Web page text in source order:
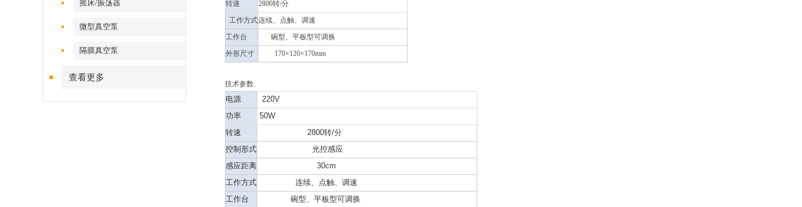
摇床/振荡器
微型真空泵
隔膜真空泵
查看更多
转速
2800转/分
工作方式连续、点触、调速
工作台
碗型、平板型可调换
外形尺寸
170×120×170mm
技术参数
电源
220V
功率
50W
转速
2800转/分
控制形式 光控感应
感应距离 30cm
工作方式 连续、点触、调速
工作台
碗型、平板型可调换